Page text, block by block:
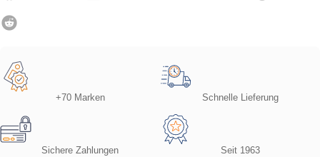
+70 Marken Schnelle Lieferung
Sichere Zahlungen Seit 1963